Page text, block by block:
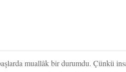
muallâk bir durumdu. Çünkü